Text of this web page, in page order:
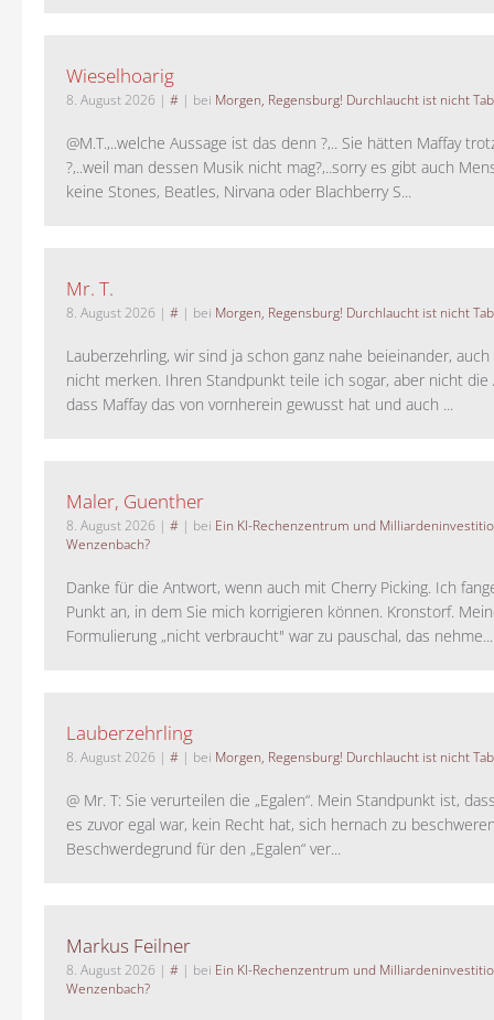
Wieselhoarig
8. August 2026 | # | bei Morgen, Regensburg! Durchlaucht ist nicht
@M.T.,..welche Aussage ist das denn ?,.. Sie hätten Maffay
?,..weil man dessen Musik nicht mag?,..sorry es gibt auch
keine Stones, Beatles, Nirvana oder Blachberry S...
Mr. T.
8. August 2026 | # | bei Morgen, Regensburg! Durchlaucht ist nicht
Lauberzehrling, wir sind ja schon ganz nahe beieinander,
nicht merken. Ihren Standpunkt teile ich sogar, aber nicht die
dass Maffay das von vornherein gewusst hat und auch ...
Maler, Guenther
8. August 2026 | # | bei Ein KI-Rechenzentrum und
Wenzenbach?
Danke für die Antwort, wenn auch mit Cherry Picking. Ich
Punkt an, in dem Sie mich korrigieren können. Kronstorf.
Formulierung „nicht verbraucht" war zu pauschal, das nehme...
Lauberzehrling
8. August 2026 | # | bei Morgen, Regensburg! Durchlaucht ist nicht
@ Mr. T: Sie verurteilen die „Egalen“. Mein Standpunkt ist,
es zuvor egal war, kein Recht hat, sich hernach zu
Beschwerdegrund für den „Egalen“ ver...
Markus Feilner
8. August 2026 | # | bei Ein KI-Rechenzentrum und
Wenzenbach?